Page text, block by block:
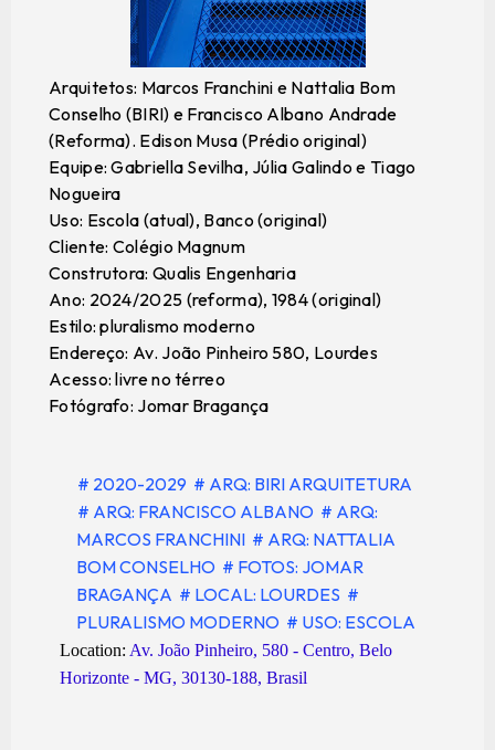
Arquitetos: Marcos Franchini e Nattalia Bom
Conselho (BIRI) e Francisco Albano Andrade
(Reforma). Edison Musa (Prédio original)
Equipe: Gabriella Sevilha, Júlia Galindo e Tiago
Nogueira
Uso: Escola (atual), Banco (original)
Cliente: Colégio Magnum
Construtora: Qualis Engenharia
Ano: 2024/2025 (reforma), 1984 (original)
Estilo: pluralismo moderno
Endereço: Av. João Pinheiro 580, Lourdes
Acesso: livre no térreo
Fotógrafo: Jomar Bragança
# 2020-2029 # ARQ: BIRI ARQUITETURA
# ARQ: FRANCISCO ALBANO # ARQ:
MARCOS FRANCHINI # ARQ: NATTALIA
BOM CONSELHO # FOTOS: JOMAR
BRAGANÇA # LOCAL: LOURDES #
PLURALISMO MODERNO # USO: ESCOLA
Location: Av. João Pinheiro, 580 - Centro, Belo
Horizonte - MG, 30130-188, Brasil